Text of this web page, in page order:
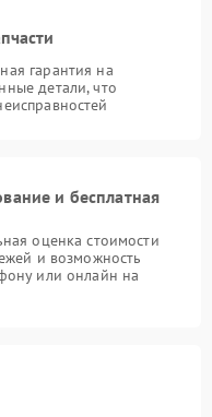
гарантия на
детали, что
и бесплатная
оценка стоимости
и возможность
или онлайн на